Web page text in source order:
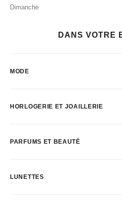
Dimanche
DANS VOTRE
MODE
HORLOGERIE ET JOAILLERIE
PARFUMS ET BEAUTÉ
LUNETTES